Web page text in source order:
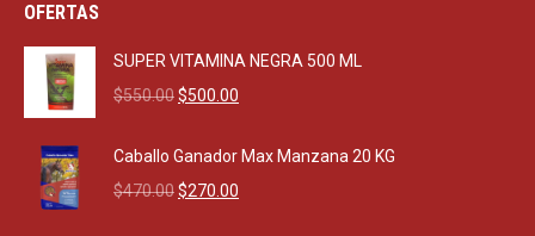
OFERTAS
SUPER VITAMINA NEGRA 500 ML
$550.00Original
was:
$550.00.
$500.00
is:
Caballo Ganador Max Manzana 20 KG
$470.00Original
$270.00